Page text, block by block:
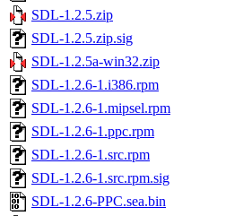
SDL-1.2.5.zip
SDL-1.2.5.zip.sig
SDL-1.2.5a-win32.zip
SDL-1.2.6-1.i386.rpm
SDL-1.2.6-1.mipsel.rpm
SDL-1.2.6-1.ppc.rpm
SDL-1.2.6-1.src.rpm
SDL-1.2.6-1.src.rpm.sig
SDL-1.2.6-PPC.sea.bin